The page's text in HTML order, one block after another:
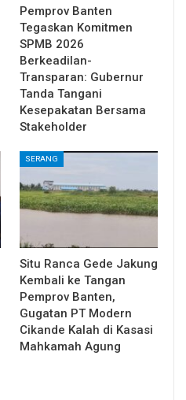
Pemprov Banten
Tegaskan Komitmen
SPMB 2026
Berkeadilan-
Transparan: Gubernur
Tanda Tangani
Kesepakatan Bersama
Stakeholder
SERANG
Situ Ranca Gede Jakung
Kembali ke Tangan
Pemprov Banten,
Gugatan PT Modern
Cikande Kalah di Kasasi
Mahkamah Agung